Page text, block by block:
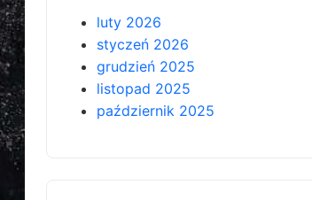
luty 2026
styczeń 2026
grudzień 2025
listopad 2025
październik 2025